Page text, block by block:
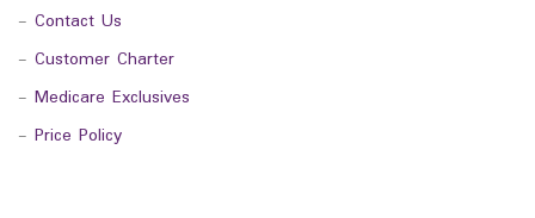
- Contact Us
- Customer Charter
- Medicare Exclusives
- Price Policy